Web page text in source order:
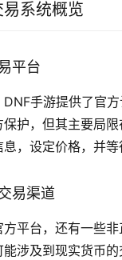
系统概览
平台
DNF手游提供了官
保护，但其主要局
，设定价格，并等
易渠道
方平台，还有一些
能涉及到现实货币